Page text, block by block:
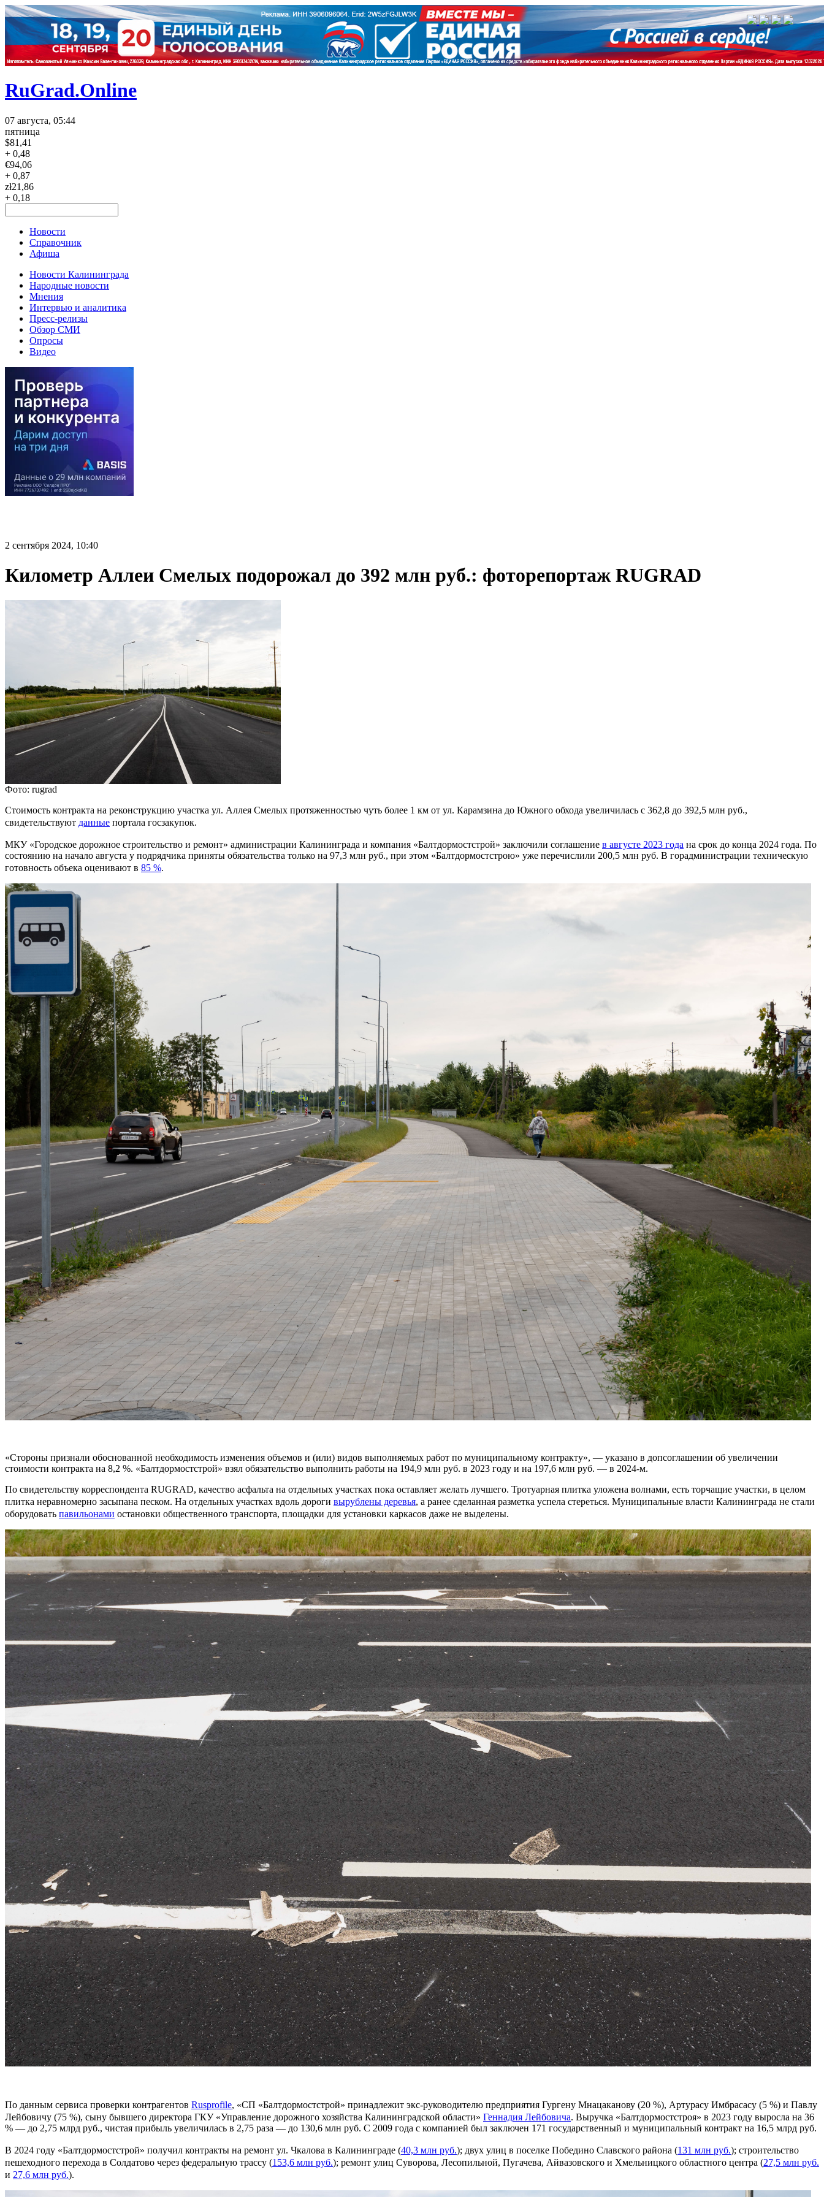
RuGrad.Online
07 августа, 05:44
пятница
$81,41
+ 0,48
€94,06
+ 0,87
zł21,86
+ 0,18
Новости
Справочник
Афиша
Новости Калининграда
Народные новости
Мнения
Интервью и аналитика
Пресс-релизы
Обзор СМИ
Опросы
Видео
2 сентября 2024, 10:40
Километр Аллеи Смелых подорожал до 392 млн руб.: фоторепортаж RUGRAD
Фото: rugrad
Стоимость контракта на реконструкцию участка ул. Аллея Смелых протяженностью чуть более 1 км от ул. Карамзина до Южного обхода увеличилась с 362,8 до 392,5 млн руб.,
свидетельствуют данные портала госзакупок.
МКУ «Городское дорожное строительство и ремонт» администрации Калининграда и компания «Балтдормостстрой» заключили соглашение в августе 2023 года на срок до конца 2024 года. По
состоянию на начало августа у подрядчика приняты обязательства только на 97,3 млн руб., при этом «Балтдормостстрою» уже перечислили 200,5 млн руб. В горадминистрации техническую
готовность объека оценивают в 85 %.
«Стороны признали обоснованной необходимость изменения объемов и (или) видов выполняемых работ по муниципальному контракту», — указано в допсоглашении об увеличении
стоимости контракта на 8,2 %. «Балтдормостстрой» взял обязательство выполнить работы на 194,9 млн руб. в 2023 году и на 197,6 млн руб. — в 2024-м.
По свидетельству корреспондента RUGRAD, качество асфальта на отдельных участках пока оставляет желать лучшего. Тротуарная плитка уложена волнами, есть торчащие участки, в целом
плитка неравномерно засыпана песком. На отдельных участках вдоль дороги вырублены деревья, а ранее сделанная разметка успела стереться. Муниципальные власти Калининграда не стали
оборудовать павильонами остановки общественного транспорта, площадки для установки каркасов даже не выделены.
По данным сервиса проверки контрагентов Rusprofile, «СП «Балтдормостстрой» принадлежит экс-руководителю предприятия Гургену Мнацаканову (20 %), Артурасу Имбрасасу (5 %) и Павлу
Лейбовичу (75 %), сыну бывшего директора ГКУ «Управление дорожного хозяйства Калининградской области» Геннадия Лейбовича. Выручка «Балтдормостстроя» в 2023 году выросла на 36
% — до 2,75 млрд руб., чистая прибыль увеличилась в 2,75 раза — до 130,6 млн руб. С 2009 года с компанией был заключен 171 государственный и муниципальный контракт на 16,5 млрд руб.
В 2024 году «Балтдормостстрой» получил контракты на ремонт ул. Чкалова в Калининграде (40,3 млн руб.); двух улиц в поселке Победино Славского района (131 млн руб.); строительство
пешеходного перехода в Солдатово через федеральную трассу (153,6 млн руб.); ремонт улиц Суворова, Лесопильной, Пугачева, Айвазовского и Хмельницкого областного центра (27,5 млн руб.
и 27,6 млн руб.).